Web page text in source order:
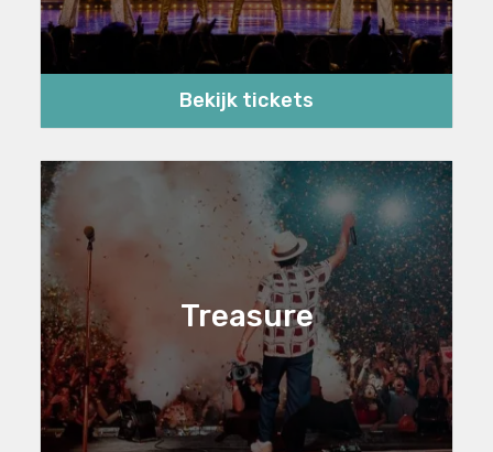
Bekijk tickets
Treasure